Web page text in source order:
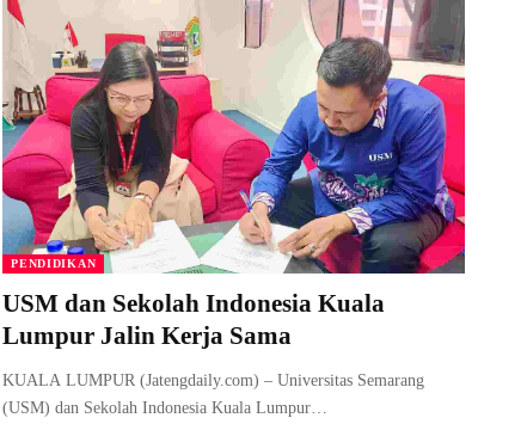
PENDIDIKAN
USM dan Sekolah Indonesia Kuala
Lumpur Jalin Kerja Sama
KUALA LUMPUR (Jatengdaily.com) – Universitas Semarang
(USM) dan Sekolah Indonesia Kuala Lumpur…